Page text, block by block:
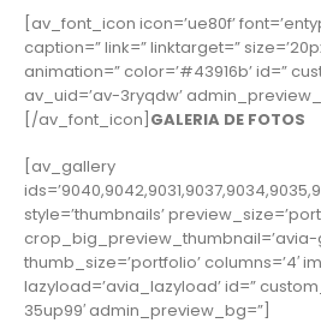
[av_font_icon icon=’ue80f’
caption=” link=” linktarget=”
animation=” color=’#43916b’ id=”
av_uid=’av-3ryqdw’
[/av_font_icon] GALERIA DE FOTOS
[av_gallery
style=’thumbnails’
thumb_size=’portfolio’ columns=’4′
lazyload=’avia_lazyload’ id=”
35up99′ admin_preview_bg=”]